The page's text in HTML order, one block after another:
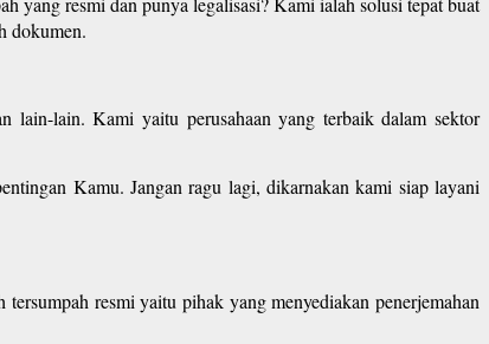
dokumen.
lain-lain. Kami yaitu perusahaan yang terbaik dalam sektor
Kamu. Jangan ragu lagi, dikarnakan kami siap layani
resmi yaitu pihak yang menyediakan penerjemahan